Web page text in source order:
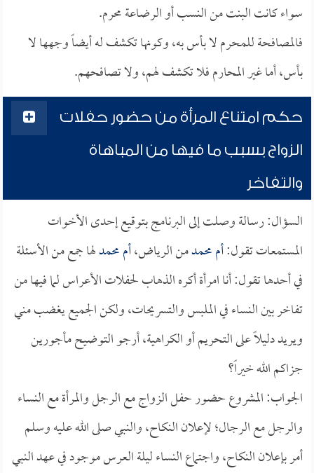
سواء كانت البنت من النسب أو الرضاعة محرم.
فالمصافحة للمحرم لا بأس به، وكونها تكشف له أيضاً وجهها لا
بأس، أما غير المحارم فلا تكشف لهم، ولا تصافحهم.
حكم امتناع المرأة من حضور حفلات
الزواج بسبب ما فيها من المباهاة
والتفاخر
السؤال: رسالة وصلت إلى البرنامج بتوقيع إحدى الأخوات
المستمعات تقول:أم محمدمن الرياض،أم محمدلها جمع من الأسئلة
في أحدها تقول: أنا امرأة أكره الذهاب لحفلات الأعراس لما فيها من
تفاخر بين النساء في الملبس والتسريحات، ولكن الجميع يغضب مني
ويريد دليلاً على التحريم أو الكراهية، أرجو التوضيح مأجورين
جزاكم الله خيراً؟
الجواب: المشروع حضور حفل الزواج مع الرجل والمرأة مع النساء
والرجل مع الرجال؛ لإعلان النكاح، والنبي صلى الله عليه وسلم
أمر بإعلان النكاح، واجتماع النساء ليلة العرس موجود في عهد النبي